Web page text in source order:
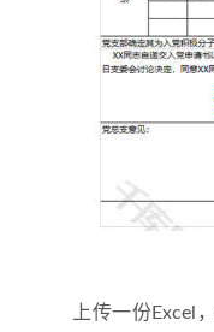
上传一份Excel